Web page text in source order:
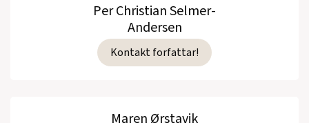
Per Christian Selmer-
Andersen
Kontakt forfattar!
Maren Ørstavik